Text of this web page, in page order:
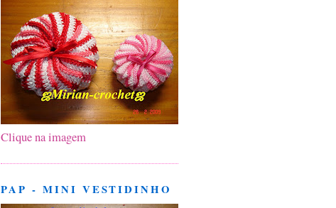
Clique na imagem
PAP - MINI VESTIDINHO